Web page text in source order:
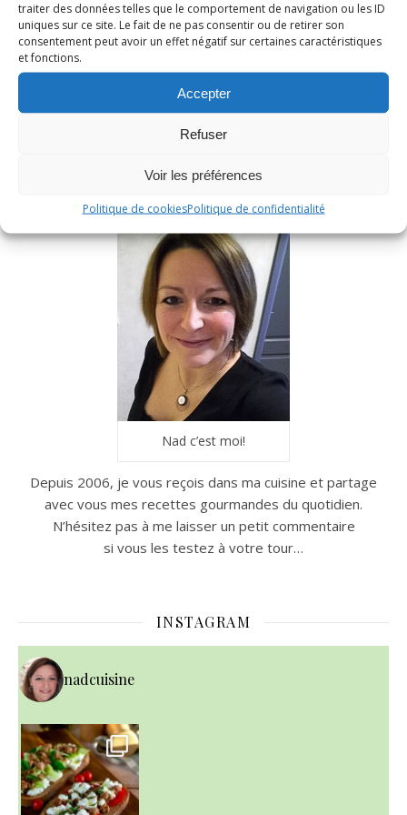
traiter des données telles que le comportement de navigation ou les ID
uniques sur ce site. Le fait de ne pas consentir ou de retirer son
consentement peut avoir un effet négatif sur certaines caractéristiques
et fonctions.
Accepter
Refuser
Voir les préférences
Politique de cookiesPolitique de confidentialité
RECHERCHER
Nad c’est moi!
Depuis 2006, je vous reçois dans ma cuisine et partage
avec vous mes recettes gourmandes du quotidien.
N’hésitez pas à me laisser un petit commentaire
si vous les testez à votre tour…
INSTAGRAM
nadcuisine